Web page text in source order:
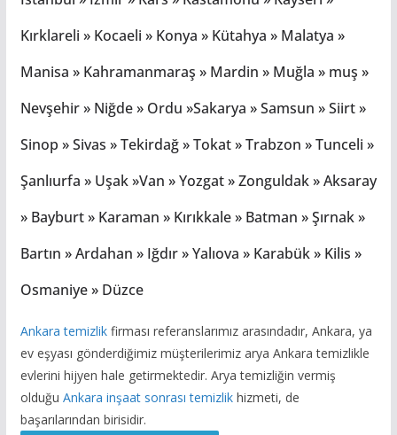
Kırklareli » Kocaeli » Konya » Kütahya » Malatya »
Manisa » Kahramanmaraş » Mardin » Muğla » muş »
Nevşehir » Niğde » Ordu »Sakarya » Samsun » Siirt »
Sinop » Sivas » Tekirdağ » Tokat » Trabzon » Tunceli »
Şanlıurfa » Uşak »Van » Yozgat » Zonguldak » Aksaray
» Bayburt » Karaman » Kırıkkale » Batman » Şırnak »
Bartın » Ardahan » Iğdır » Yalıova » Karabük » Kilis »
Osmaniye » Düzce
Ankara temizlikfirması referanslarımız arasındadır, Ankara, ya
ev eşyası gönderdiğimiz müşterilerimiz arya Ankara temizlikle
evlerini hijyen hale getirmektedir. Arya temizliğin vermiş
olduğu Ankara inşaat sonrası temizlikhizmeti, de
başarılarından birisidir.